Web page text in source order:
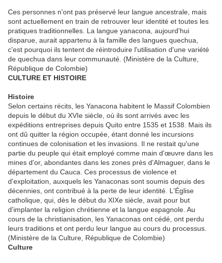
Ces personnes n'ont pas préservé leur langue ancestrale, mais
sont actuellement en train de retrouver leur identité et toutes les
pratiques traditionnelles. La langue yanacona, aujourd'hui
disparue, aurait appartenu à la famille des langues quechua,
c'est pourquoi ils tentent de réintroduire l'utilisation d'une variété
de quechua dans leur communauté. (Ministère de la Culture,
République de Colombie)
CULTURE ET HISTOIRE
Histoire
Selon certains récits, les Yanacona habitent le Massif Colombien
depuis le début du XVIe siècle, où ils sont arrivés avec les
expéditions entreprises depuis Quito entre 1535 et 1538. Mais ils
ont dû quitter la région occupée, étant donné les incursions
continues de colonisation et les invasions. Il ne restait qu'une
partie du peuple qui était employé comme main d'œuvre dans les
mines d'or, abondantes dans les zones près d'Almaguer, dans le
département du Cauca. Ces processus de violence et
d'exploitation, auxquels les Yanaconas sont soumis depuis des
décennies, ont contribué à la perte de leur identité. L'Église
catholique, qui, dès le début du XIXe siècle, avait pour but
d'implanter la religion chrétienne et la langue espagnole. Au
cours de la christianisation, les Yanaconas ont cédé, ont perdu
leurs traditions et ont perdu leur langue au cours du processus.
(Ministère de la Culture, République de Colombie)
Culture